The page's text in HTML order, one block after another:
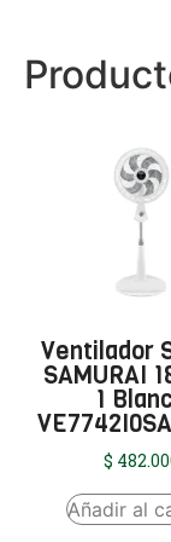
Ventilador
SAMURAI
1
$
Añadir al